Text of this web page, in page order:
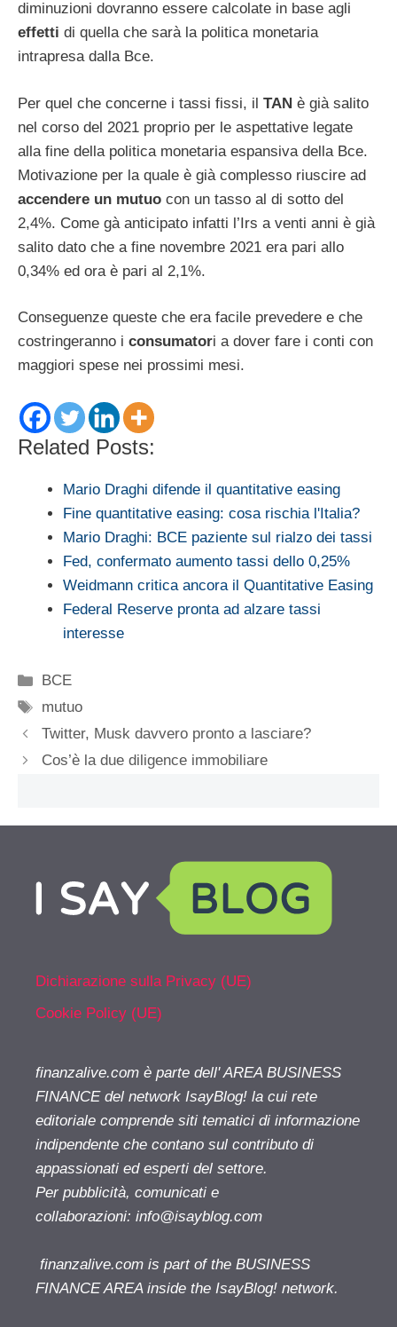
diminuzioni dovranno essere calcolate in base agli
effetti di quella che sarà la politica monetaria
intrapresa dalla Bce.
Per quel che concerne i tassi fissi, il TAN è già salito
nel corso del 2021 proprio per le aspettative legate
alla fine della politica monetaria espansiva della Bce.
Motivazione per la quale è già complesso riuscire ad
accendere un mutuo con un tasso al di sotto del
2,4%. Come gà anticipato infatti l’Irs a venti anni è già
salito dato che a fine novembre 2021 era pari allo
0,34% ed ora è pari al 2,1%.
Conseguenze queste che era facile prevedere e che
costringeranno i consumatori a dover fare i conti con
maggiori spese nei prossimi mesi.
Related Posts:
Mario Draghi difende il quantitative easing
Fine quantitative easing: cosa rischia l'Italia?
Mario Draghi: BCE paziente sul rialzo dei tassi
Fed, confermato aumento tassi dello 0,25%
Weidmann critica ancora il Quantitative Easing
Federal Reserve pronta ad alzare tassi
interesse
Categorie
BCE
Tag
mutuo
Twitter, Musk davvero pronto a lasciare?
Cos’è la due diligence immobiliare
Dichiarazione sulla Privacy (UE)
Cookie Policy (UE)
finanzalive.com è parte dell' AREA BUSINESS
FINANCE del network IsayBlog! la cui rete
editoriale comprende siti tematici di informazione
indipendente che contano sul contributo di
appassionati ed esperti del settore.
Per pubblicità, comunicati e
collaborazioni: info@isayblog.com
finanzalive.com is part of the BUSINESS
FINANCE AREA inside the IsayBlog! network.